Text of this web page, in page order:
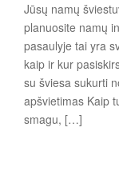
Jūsų namų
planuosite namų
pasaulyje tai yra
kaip ir kur
su šviesa sukurti
apšvietimas Kaip
smagu, […]